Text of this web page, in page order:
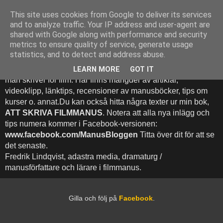
Att Skriva Filmmanus -
Bloggen
Denna blogg inehhåller runt 500 (!) inlägg med fokus på hur
man skriver för film. Här finns mängder av artiklar,
videoklipp, länktips, recensioner av manusböcker, tips om
kurser o. annat.Du kan också hitta några texter ur min bok,
ATT SKRIVA FILMMANUS. Notera att alla nya inlägg och
tips numera kommer i Facebook-versionen:
www.facebook.com/ManusBloggen Titta över dit för att se
det senaste.
Fredrik Lindqvist, adastra media, dramaturg /
manusförfattare och lärare i filmmanus.
Gilla och följ på Facebook.
This site uses cookies from Google to deliver its services
and to analyze traffic. Your IP address and user-agent are
shared with Google along with performance and security
metrics to ensure quality of service, generate usage
statistics, and to detect and address abuse.
LEARN MORE GOT IT